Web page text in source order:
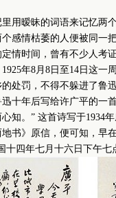
暧昧的词语来记忆两个
感情枯萎的人便被同一
时间，曾有不少人考
年8月8日至14日这一
处罚，不得不躲进了鲁
十年后写给许广平的一
知。” 这首诗写于1934
》原信，便可知，早
十四年七月十六日下午七